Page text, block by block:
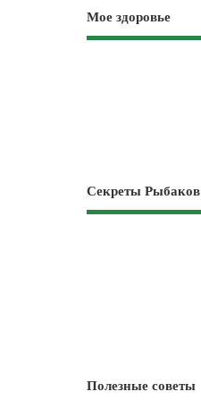
Мое здоровье
Секреты Рыбаков
Полезные советы